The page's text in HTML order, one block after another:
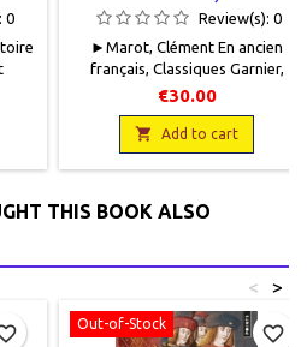
0
LES MEILLEURES ÉDITIONS,
TOMES I ET II
Review(s): 0
► Marot, Clément En ancien
français, Classiques Garnier,
Librairie Garnier Frères, 1931 -
1938, 12 x 19, LI + 570 pages -
475 pages, broché, occasion . Bon
état. Non coupé. Bord des pages
légèrement jaunies (tome I).
Les 2 volumes.
€30.00
 Add to cart
THIS BOOK ALSO
>
<
Out-of-Stock favorite_border